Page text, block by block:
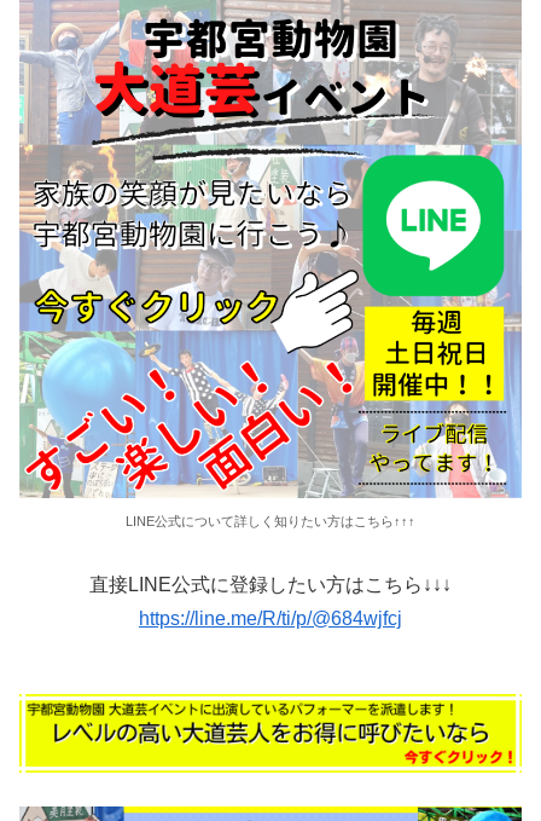
LINE公式について詳しく知りたい方はこちら↑↑↑
直接LINE公式に登録したい方はこちら↓↓↓
https://line.me/R/ti/p/@684wjfcj